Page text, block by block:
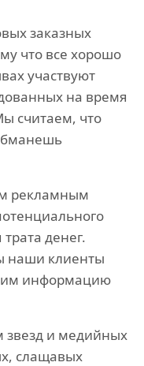
заказных
что все хорошо
участвуют
на время
считаем, что
рекламным
денег.
наши клиенты
информацию
и медийных
слащавых